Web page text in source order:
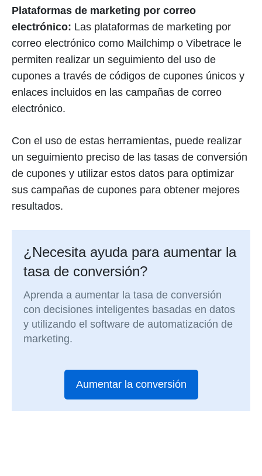
Plataformas de marketing por correo
electrónico: Las plataformas de marketing por
correo electrónico como Mailchimp o Vibetrace le
permiten realizar un seguimiento del uso de
cupones a través de códigos de cupones únicos y
enlaces incluidos en las campañas de correo
electrónico.
Con el uso de estas herramientas, puede realizar
un seguimiento preciso de las tasas de conversión
de cupones y utilizar estos datos para optimizar
sus campañas de cupones para obtener mejores
resultados.
¿Necesita ayuda para aumentar la
tasa de conversión?
Aprenda a aumentar la tasa de conversión
con decisiones inteligentes basadas en datos
y utilizando el software de automatización de
marketing.
Aumentar la conversión